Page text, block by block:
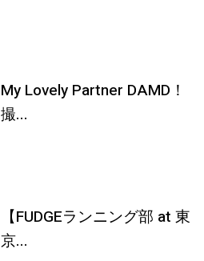
My Lovely Partner DAMD！
撮...
【FUDGEランニング部 at 東
京...